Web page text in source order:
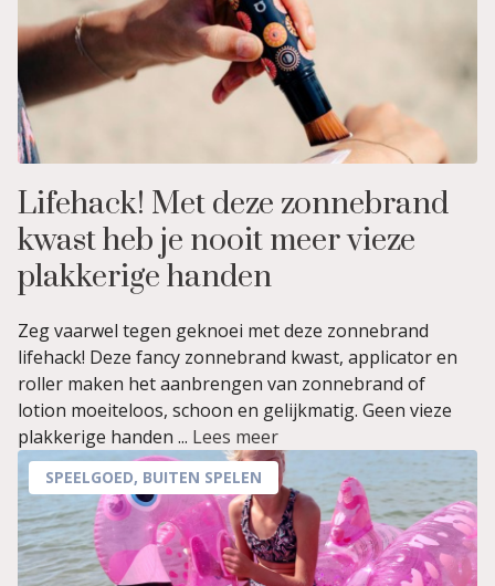
Lifehack! Met deze zonnebrand
kwast heb je nooit meer vieze
plakkerige handen
Zeg vaarwel tegen geknoei met deze zonnebrand
lifehack! Deze fancy zonnebrand kwast, applicator en
roller maken het aanbrengen van zonnebrand of
lotion moeiteloos, schoon en gelijkmatig. Geen vieze
plakkerige handen ... Lees meer
SPEELGOED, BUITEN SPELEN